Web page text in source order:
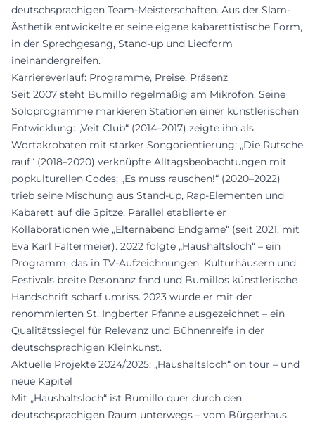
deutschsprachigen Team-Meisterschaften. Aus der Slam-
Ästhetik entwickelte er seine eigene kabarettistische Form,
in der Sprechgesang, Stand-up und Liedform
ineinandergreifen.
Karriereverlauf: Programme, Preise, Präsenz
Seit 2007 steht Bumillo regelmäßig am Mikrofon. Seine
Soloprogramme markieren Stationen einer künstlerischen
Entwicklung: „Veit Club“ (2014–2017) zeigte ihn als
Wortakrobaten mit starker Songorientierung; „Die Rutsche
rauf“ (2018–2020) verknüpfte Alltagsbeobachtungen mit
popkulturellen Codes; „Es muss rauschen!“ (2020–2022)
trieb seine Mischung aus Stand-up, Rap-Elementen und
Kabarett auf die Spitze. Parallel etablierte er
Kollaborationen wie „Elternabend Endgame“ (seit 2021, mit
Eva Karl Faltermeier). 2022 folgte „Haushaltsloch“ – ein
Programm, das in TV-Aufzeichnungen, Kulturhäusern und
Festivals breite Resonanz fand und Bumillos künstlerische
Handschrift scharf umriss. 2023 wurde er mit der
renommierten St. Ingberter Pfanne ausgezeichnet – ein
Qualitätssiegel für Relevanz und Bühnenreife in der
deutschsprachigen Kleinkunst.
Aktuelle Projekte 2024/2025: „Haushaltsloch“ on tour – und
neue Kapitel
Mit „Haushaltsloch“ ist Bumillo quer durch den
deutschsprachigen Raum unterwegs – vom Bürgerhaus